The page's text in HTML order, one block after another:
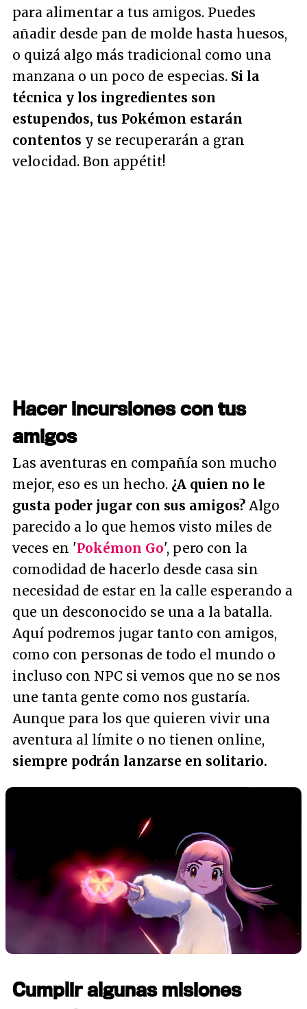
para alimentar a tus amigos. Puedes
añadir desde pan de molde hasta huesos,
o quizá algo más tradicional como una
manzana o un poco de especias. Si la
técnica y los ingredientes son
estupendos, tus Pokémon estarán
contentos y se recuperarán a gran
velocidad. Bon appétit!
Hacer incursiones con tus
amigos
Las aventuras en compañía son mucho
mejor, eso es un hecho. ¿A quien no le
gusta poder jugar con sus amigos? Algo
parecido a lo que hemos visto miles de
veces en 'Pokémon Go', pero con la
comodidad de hacerlo desde casa sin
necesidad de estar en la calle esperando a
que un desconocido se una a la batalla.
Aquí podremos jugar tanto con amigos,
como con personas de todo el mundo o
incluso con NPC si vemos que no se nos
une tanta gente como nos gustaría.
Aunque para los que quieren vivir una
aventura al límite o no tienen online,
siempre podrán lanzarse en solitario.
Cumplir algunas misiones